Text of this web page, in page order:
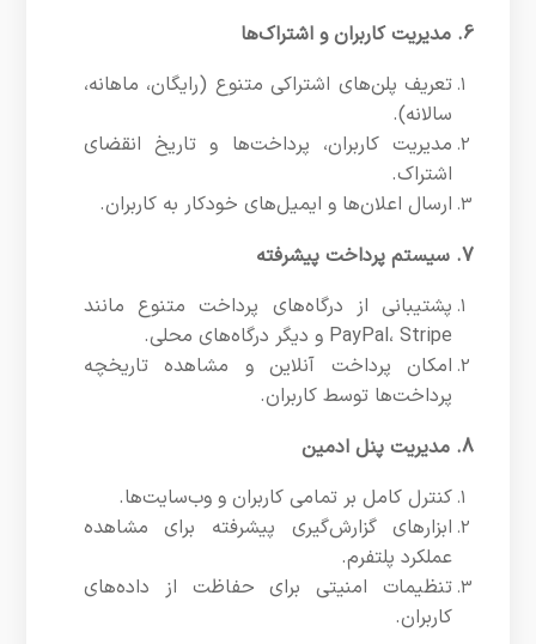
6. مدیریت کاربران و اشتراک‌ها
تعریف پلن‌های اشتراکی متنوع (رایگان، ماهانه،
سالانه).
مدیریت کاربران، پرداخت‌ها و تاریخ انقضای
اشتراک.
ارسال اعلان‌ها و ایمیل‌های خودکار به کاربران.
7. سیستم پرداخت پیشرفته
پشتیبانی از درگاه‌های پرداخت متنوع مانند
PayPal، Stripe و دیگر درگاه‌های محلی.
امکان پرداخت آنلاین و مشاهده تاریخچه
پرداخت‌ها توسط کاربران.
8. مدیریت پنل ادمین
کنترل کامل بر تمامی کاربران و وب‌سایت‌ها.
ابزارهای گزارش‌گیری پیشرفته برای مشاهده
عملکرد پلتفرم.
تنظیمات امنیتی برای حفاظت از داده‌های
کاربران.